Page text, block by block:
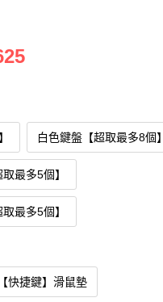
白色鍵盤【超取最多8個】
最多5個】
最多5個】
快捷鍵】滑鼠墊